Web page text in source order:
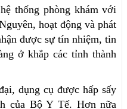
thống phòng khám với
hoạt động và phát
được sự tín nhiệm, tin
ở khắp các tỉnh thành
dụng cụ được hấp sấy
của Bộ Y Tế. Hơn nữa